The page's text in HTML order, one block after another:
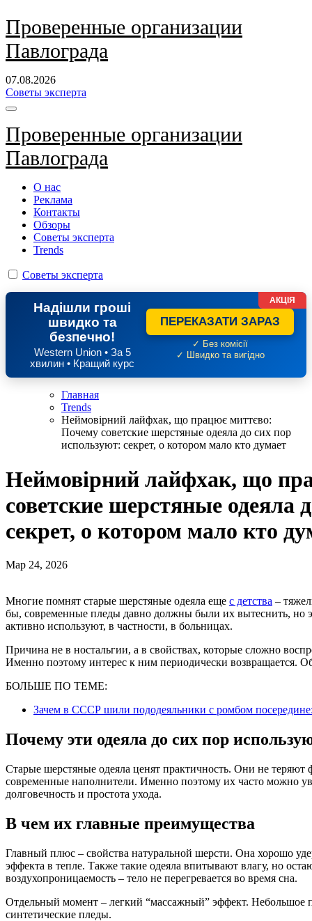
Перейти
к
содержанию
Проверенные организации
Павлограда
07.08.2026
Советы эксперта
Проверенные организации
Павлограда
О нас
Реклама
Контакты
Обзоры
Советы эксперта
Trends
Советы эксперта
Надішли гроші
швидко та
безпечно!
Western Union • За 5
хвилин • Кращий курс
ПЕРЕКАЗАТИ ЗАРАЗ
✓ Без комісії
✓ Швидко та вигідно
АКЦІЯ
Главная
Trends
Неймовірний лайфхак, що працює миттєво:
Почему советские шерстяные одеяла до сих пор
используют: секрет, о котором мало кто думает
Неймовірний лайфхак, що
советские шерстяные одеяла
секрет, о котором мало кто
Мар 24, 2026
Многие помнят старые шерстяные одеяла еще с детства –
бы, современные пледы давно должны были их вытеснить, но
активно используют, в частности, в больницах.
Причина не в ностальгии, а в свойствах, которые сложно
Именно поэтому интерес к ним периодически возвращается.
БОЛЬШЕ ПО ТЕМЕ:
Зачем в СССР шили пододеяльники с ромбом
Почему эти одеяла до сих пор
Старые шерстяные одеяла ценят практичность. Они не
современные наполнители. Именно поэтому их часто можно
долговечность и простота ухода.
В чем их главные преимущества
Главный плюс – свойства натуральной шерсти. Она хорошо
эффекта в тепле. Также такие одеяла впитывают влагу, но
воздухопроницаемость – тело не перегревается во время сна.
Отдельный момент – легкий “массажный” эффект.
синтетические пледы.